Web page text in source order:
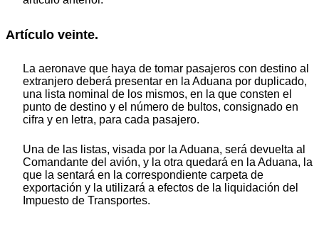
Artículo veinte.
La aeronave que haya de tomar pasajeros con destino al
extranjero deberá presentar en la Aduana por duplicado,
una lista nominal de los mismos, en la que consten el
punto de destino y el número de bultos, consignado en
cifra y en letra, para cada pasajero.
Una de las listas, visada por la Aduana, será devuelta al
Comandante del avión, y la otra quedará en la Aduana, la
que la sentará en la correspondiente carpeta de
exportación y la utilizará a efectos de la liquidación del
Impuesto de Transportes.